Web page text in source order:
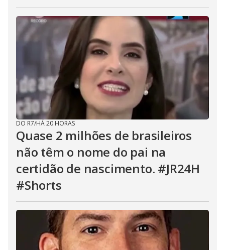
DO R7/HÁ 20 HORAS
Quase 2 milhões de brasileiros
não têm o nome do pai na
certidão de nascimento. #JR24H
#Shorts